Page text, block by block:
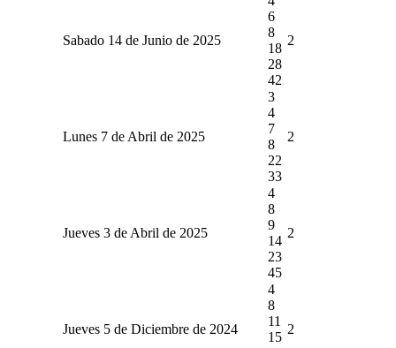
Sabado 14 de Junio de 2025
6
8
18
28
42
2
Lunes 7 de Abril de 2025
3
4
7
8
22
33
2
Jueves 3 de Abril de 2025
4
8
9
14
23
45
2
Jueves 5 de Diciembre de 2024
4
8
11
15
2